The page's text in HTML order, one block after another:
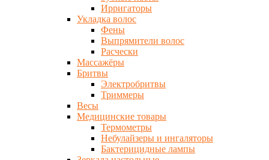
Ирригаторы
Укладка волос
Фены
Выпрямители волос
Расчески
Массажёры
Бритвы
Электробритвы
Триммеры
Весы
Медицинские товары
Термометры
Небулайзеры и ингаляторы
Бактерицидные лампы